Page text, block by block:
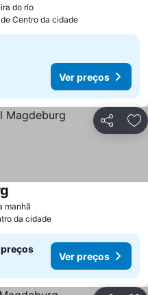
do rio
Centro da cidade
Ver preços
Partilhar
manhã
da cidade
preços
Ver preços